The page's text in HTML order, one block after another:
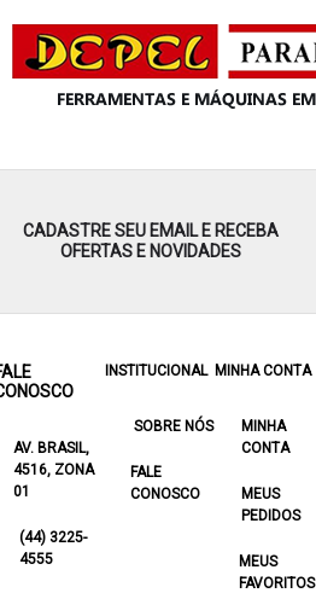
CADASTRE SEU EMAIL E RECEBA
OFERTAS E NOVIDADES
AV. BRASIL,
4516, ZONA
01
(44) 3225-
4555
INSTITUCIONAL
SOBRE NÓS
FALE
CONOSCO
MINHA CONTA
MINHA
CONTA
MEUS
PEDIDOS
MEUS
FAVORITOS